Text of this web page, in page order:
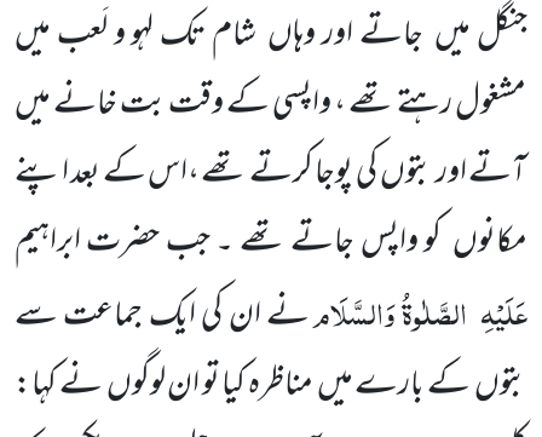
جنگل میں جاتے اور وہاں شام تک لہو و لَعب میں
مشغول رہتے تھے ، واپسی کے وقت بت خانے میں
آتے اور بتوں کی پوجا کرتے تھے ،اس کے بعد اپنے
مکانوں کو واپس جاتے تھے ۔ جب حضرت ابراہیم
عَلَیْہِ الصَّلٰوۃُ وَالسَّلَامنے ان کی ایک جماعت سے
بتوں کے بارے میں مناظرہ کیا تو ان لوگوں نے کہا: